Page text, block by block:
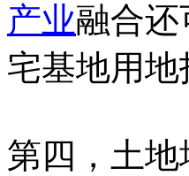
产业融合
宅基地用
第四，土